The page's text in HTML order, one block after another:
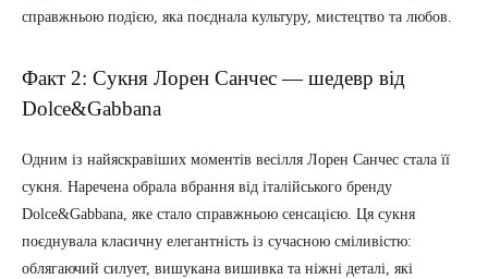
справжньою подією, яка поєднала культуру, мистецтво та любов.
Факт 2: Сукня Лорен Санчес — шедевр від
Dolce&Gabbana
Одним із найяскравіших моментів весілля Лорен Санчес стала її
сукня. Наречена обрала вбрання від італійського бренду
Dolce&Gabbana, яке стало справжньою сенсацією. Ця сукня
поєднувала класичну елегантність із сучасною сміливістю:
облягаючий силует, вишукана вишивка та ніжні деталі, які